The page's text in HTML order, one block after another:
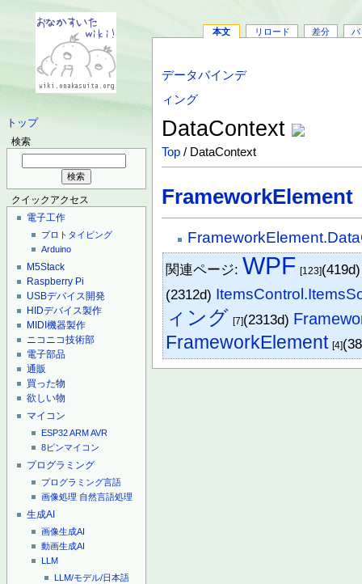
トップ
検索
クイックアクセス
電子工作
プロトタイピング
Arduino
M5Stack
Raspberry Pi
USBデバイス開発
HIDデバイス製作
MIDI機器製作
ニコニコ技術部
電子部品
通販
買った物
欲しい物
マイコン
ESP32ARMAVR
8ピンマイコン
プログラミング
プログラミング言語
画像処理 自然言語処理
生成AI
画像生成AI
動画生成AI
LLM
LLM/モデル/日本語
本文 リロード 差分 バ
データバインデ
ィング
DataContext
Top / DataContext
FrameworkElement
関連ページ: WPF [123]
(2312d)
ィング [7](2313d)
FrameworkElement [4]